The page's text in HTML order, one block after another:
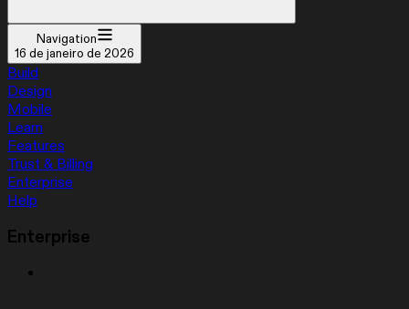
Navigation
16 de janeiro de 2026
Build
Design
Mobile
Learn
Features
Trust & Billing
Enterprise
Help
Enterprise